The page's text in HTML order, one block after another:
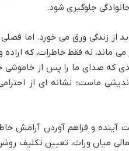
جلوگیری شود.
از زندگی ورق می خورد. اما
می ماند، نه فقط خاطرات، که
که صدای ما را پس از
ماست؛ نشانه ای از
و فراهم آوردن آرامش
میان وراث، تعیین تکلیف